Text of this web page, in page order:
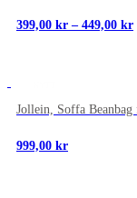
399,00 kr – 449,00 kr
Jollein, Soffa
999,00 kr